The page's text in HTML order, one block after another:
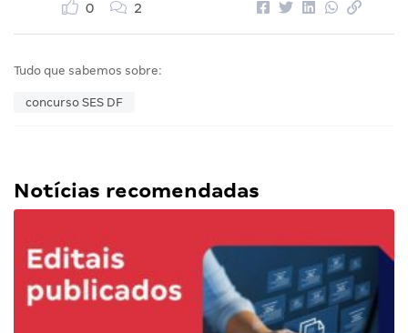
0 2
Tudo que sabemos sobre:
concurso SES DF
Notícias recomendadas